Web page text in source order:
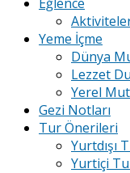
Yeme İçme
Dünya
Lezzet
Yerel
Gezi Notları
Tur Önerileri
Yurtdışı
Yurtiçi